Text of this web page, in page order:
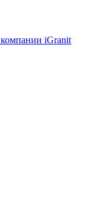
iGranit